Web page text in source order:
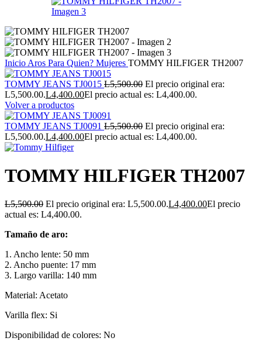
Inicio Aros Para Quien? Mujeres TOMMY HILFIGER TH2007
TOMMY JEANS TJ0015 L5,500.00 El precio original era:
L5,500.00.L4,400.00El precio actual es: L4,400.00.
Volver a productos
TOMMY JEANS TJ0091 L5,500.00 El precio original era:
L5,500.00.L4,400.00El precio actual es: L4,400.00.
TOMMY HILFIGER TH2007
L5,500.00 El precio original era: L5,500.00.L4,400.00El precio
actual es: L4,400.00.
Tamaño de aro:
1. Ancho lente: 50 mm
2. Ancho puente: 17 mm
3. Largo varilla: 140 mm
Material: Acetato
Varilla flex: Si
Disponibilidad de colores: No